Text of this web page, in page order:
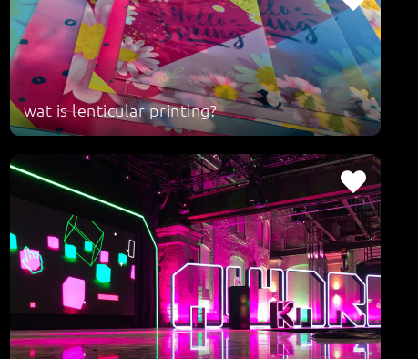
wat is lenticular printing?